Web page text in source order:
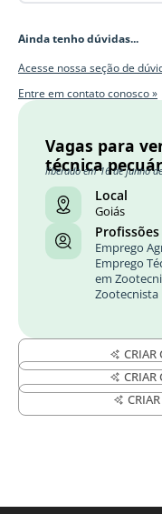
Ainda tenho dúvidas...
Acesse nossa seção de
Entre em contato conosco »
Vagas para
técnica
liberado em 16 de junho
Local
Goiás
Profissões
Emprego
Emprego
em
Zootecnista
CRIAR
CRIAR